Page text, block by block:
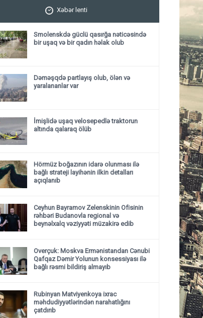
Xəbər lenti
Smolenskdə güclü qasırğa nəticəsində
bir uşaq və bir qadın həlak olub
Dəməşqdə partlayış olub, ölən və
yaralananlar var
İmişlidə uşaq velosepedlə traktorun
altında qalaraq ölüb
Hörmüz boğazının idarə olunması ilə
bağlı strateji layihənin ilkin detalları
açıqlanıb
Ceyhun Bayramov Zelenskinin Ofisinin
rəhbəri Budanovla regional və
beynəlxalq vəziyyəti müzakirə edib
Overçuk: Moskva Ermənistandan Cənubi
Qafqaz Dəmir Yolunun konsessiyası ilə
bağlı rəsmi bildiriş almayıb
Rubinyan Matviyenkoya ixrac
məhdudiyyətlərindən narahatlığını
çatdırıb